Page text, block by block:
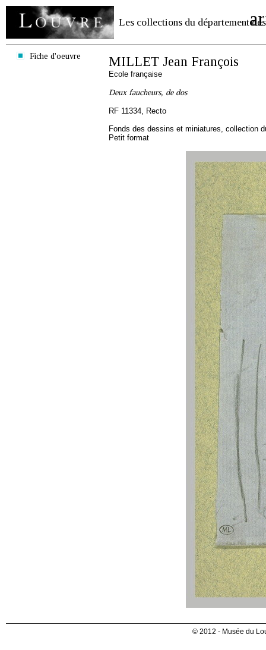
Les collections du département des
Fiche d'oeuvre MILLET Jean François
Ecole française
Deux faucheurs, de dos
RF 11334, Recto
Fonds des dessins et miniatures, collection
Petit format
© 2012 - Musée du